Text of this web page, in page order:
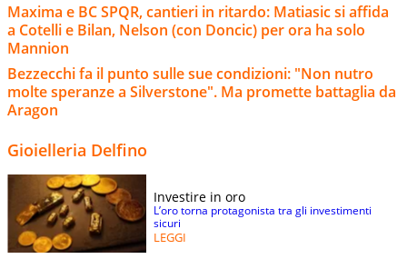
Maxima e BC SPQR, cantieri in ritardo: Matiasic si affida
a Cotelli e Bilan, Nelson (con Doncic) per ora ha solo
Mannion
Bezzecchi fa il punto sulle sue condizioni: "Non nutro
molte speranze a Silverstone". Ma promette battaglia da
Aragon
Gioielleria Delfino
Investire in oro
L’oro torna protagonista tra gli investimenti
sicuri
LEGGI